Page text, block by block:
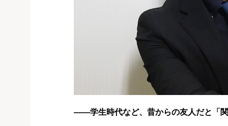
――学生時代など、昔からの友人だと「